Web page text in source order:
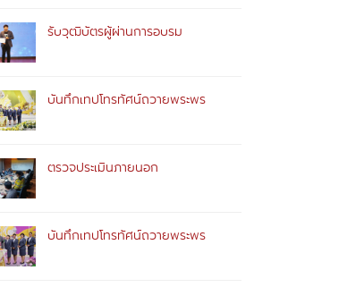
รับวุฒิบัตรผู้ผ่านการอบรม
บันทึกเทปโทรทัศน์ถวายพระพร
ตรวจประเมินภายนอก
บันทึกเทปโทรทัศน์ถวายพระพร